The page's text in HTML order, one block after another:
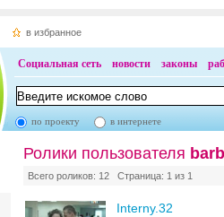
в избранное
Социальная сеть новости законы
по проекту в интернете
Ролики пользователя
Всего роликов: 12 Страница: 1 из 1
Interny.32